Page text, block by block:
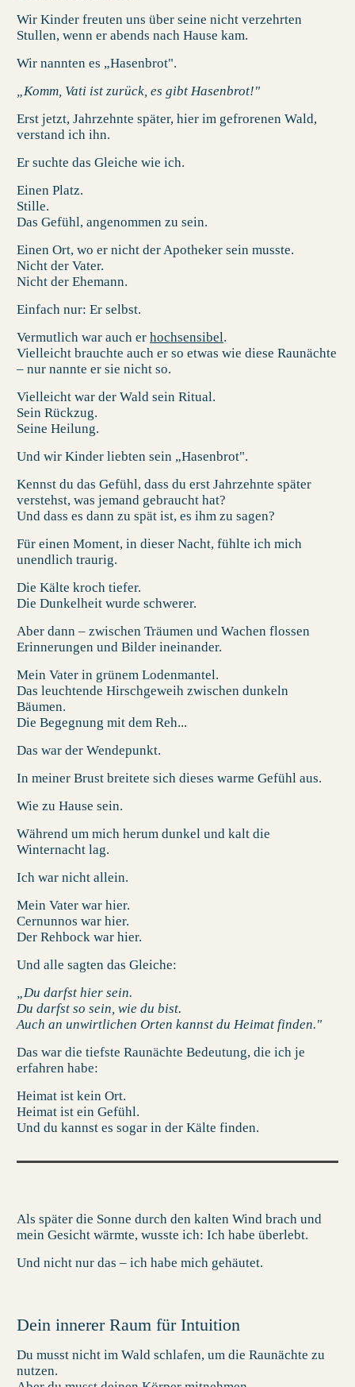
Wir Kinder freuten uns über seine nicht verzehrten
Stullen, wenn er abends nach Hause kam.
Wir nannten es „Hasenbrot".
„Komm, Vati ist zurück, es gibt Hasenbrot!"
Erst jetzt, Jahrzehnte später, hier im gefrorenen Wald,
verstand ich ihn.
Er suchte das Gleiche wie ich.
Einen Platz.
Stille.
Das Gefühl, angenommen zu sein.
Einen Ort, wo er nicht der Apotheker sein musste.
Nicht der Vater.
Nicht der Ehemann.
Einfach nur: Er selbst.
Vermutlich war auch er hochsensibel.
Vielleicht brauchte auch er so etwas wie diese Raunächte
– nur nannte er sie nicht so.
Vielleicht war der Wald sein Ritual.
Sein Rückzug.
Seine Heilung.
Und wir Kinder liebten sein „Hasenbrot".
Kennst du das Gefühl, dass du erst Jahrzehnte später
verstehst, was jemand gebraucht hat?
Und dass es dann zu spät ist, es ihm zu sagen?
Für einen Moment, in dieser Nacht, fühlte ich mich
unendlich traurig.
Die Kälte kroch tiefer.
Die Dunkelheit wurde schwerer.
Aber dann – zwischen Träumen und Wachen flossen
Erinnerungen und Bilder ineinander.
Mein Vater in grünem Lodenmantel.
Das leuchtende Hirschgeweih zwischen dunkeln
Bäumen.
Die Begegnung mit dem Reh...
Das war der Wendepunkt.
In meiner Brust breitete sich dieses warme Gefühl aus.
Wie zu Hause sein.
Während um mich herum dunkel und kalt die
Winternacht lag.
Ich war nicht allein.
Mein Vater war hier.
Cernunnos war hier.
Der Rehbock war hier.
Und alle sagten das Gleiche:
„Du darfst hier sein.
Du darfst so sein, wie du bist.
Auch an unwirtlichen Orten kannst du Heimat finden."
Das war die tiefste Raunächte Bedeutung, die ich je
erfahren habe:
Heimat ist kein Ort.
Heimat ist ein Gefühl.
Und du kannst es sogar in der Kälte finden.
Als später die Sonne durch den kalten Wind brach und
mein Gesicht wärmte, wusste ich: Ich habe überlebt.
Und nicht nur das – ich habe mich gehäutet.
Dein innerer Raum für Intuition
Du musst nicht im Wald schlafen, um die Raunächte zu
nutzen.